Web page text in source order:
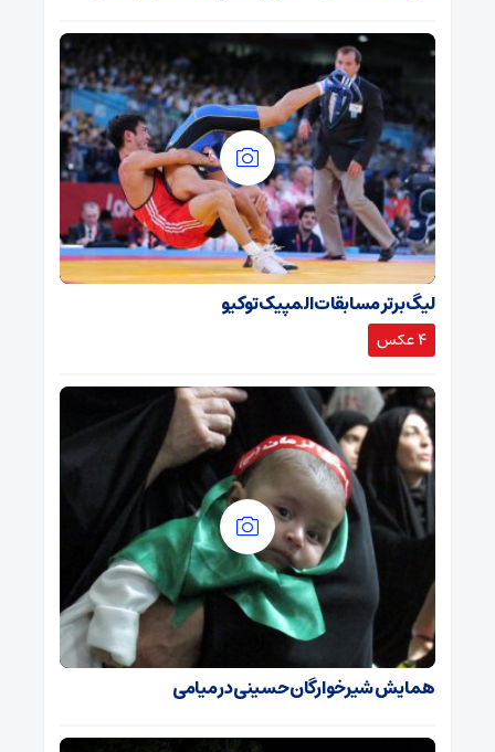
لیگ برتر مسابقات المپیک توکیو
4 عکس
همایش شیرخوارگان حسینی در میامی